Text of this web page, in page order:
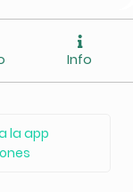
Info
la app